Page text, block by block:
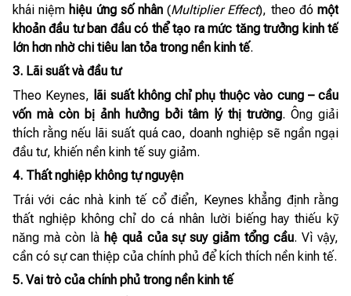
khái niệm hiệu ứng số nhân (Multiplier Effect), theo đómột
khoản đầu tư ban đầu có thể tạo ra mức tăng trưởng kinh tế
lớn hơn nhờ chi tiêu lan tỏa trong nền kinh tế.
3. Lãi suất và đầu tư
Theo Keynes, lãi suất không chỉ phụ thuộc vào cung – cầu
vốn mà còn bị ảnh hưởng bởi tâm lý thị trường. Ông giải
thích rằng nếu lãi suất quá cao, doanh nghiệp sẽ ngần ngại
đầu tư, khiến nền kinh tế suy giảm.
4. Thất nghiệp không tự nguyện
Trái với các nhà kinh tế cổ điển, Keynes khẳng định rằng
thất nghiệp không chỉ do cá nhân lười biếng hay thiếu kỹ
năng mà còn là hệ quả của sự suy giảm tổng cầu. Vì vậy,
cần có sự can thiệp của chính phủ để kích thích nền kinh tế.
5. Vai trò của chính phủ trong nền kinh tế